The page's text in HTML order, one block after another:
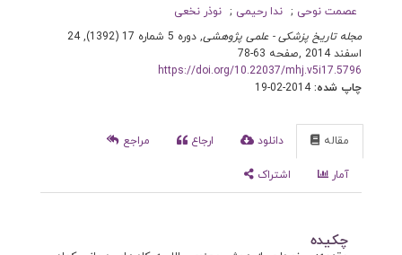
عصمت نوحی ندا رحیمی
نوذر نخعی
مجله تاریخ پزشکی - علمی پژوهشی
, دوره 5 شماره 17 (1392), 24
اسفند 2014
,صفحه 63-78
https://doi.org/10.22037/mhj.v5i17.5796
چاپ شده:2014-02-19
مقاله دانلود ارجاع مراجع
آمار اشتراک
چکیده